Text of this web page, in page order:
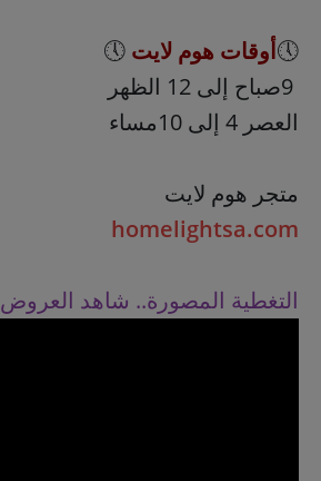
🕔أوقات هوم لايت 🕔
العصر 4 إلى 10مساء
متجر هوم لايت
homelightsa.com
التغطية المصورة.. شاهد العروض